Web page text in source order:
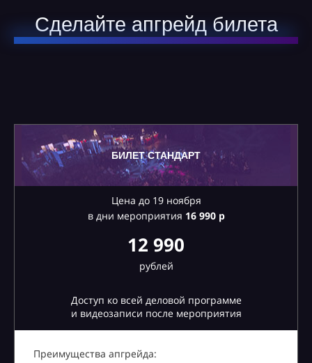
Сделайте апгрейд билета
БИЛЕТ СТАНДАРТ
Цена до 19 ноября
в дни мероприятия 16990 р
12 990
рублей
Доступ ко всей деловой программе
и видеозаписи после мероприятия
Преимущества апгрейда: